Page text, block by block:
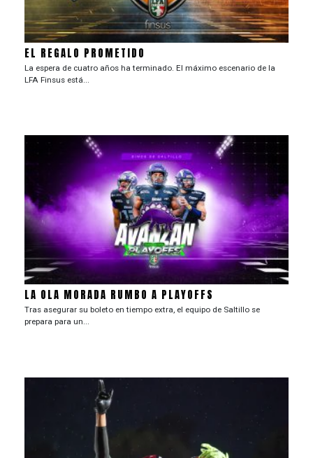
EL REGALO PROMETIDO
La espera de cuatro años ha terminado. El máximo escenario de la
LFA Finsus está...
LA OLA MORADA RUMBO A PLAYOFFS
Tras asegurar su boleto en tiempo extra, el equipo de Saltillo se
prepara para un...